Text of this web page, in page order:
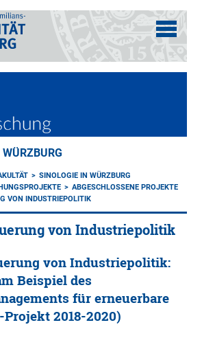
SINOLOGIE IN WÜRZBURG
ABGESCHLOSSENE PROJEKTE
VON INDUSTRIEPOLITIK
von Industriepolitik
von Industriepolitik:
Beispiel des
für erneuerbare
Projekt 2018-2020)